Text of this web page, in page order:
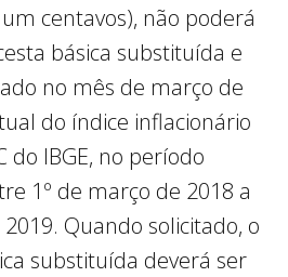
centavos), não poderá
básica substituída e
no mês de março de
do índice inflacionário
do IBGE, no período
1º de março de 2018 a
Quando solicitado, o
substituída deverá ser